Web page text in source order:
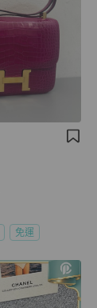
免運